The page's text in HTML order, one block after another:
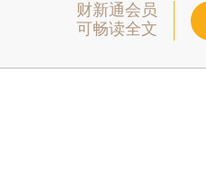
财新通会员
可畅读全文